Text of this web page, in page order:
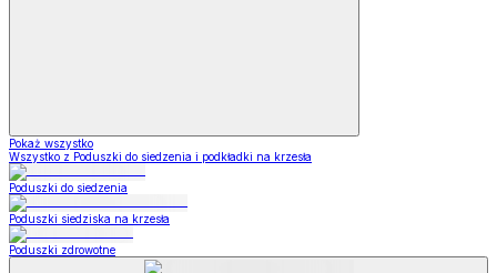
Pokaż wszystko
Wszystko z Poduszki do siedzenia i podkładki na krzesła
Poduszki do siedzenia
Poduszki siedziska na krzesła
Poduszki zdrowotne